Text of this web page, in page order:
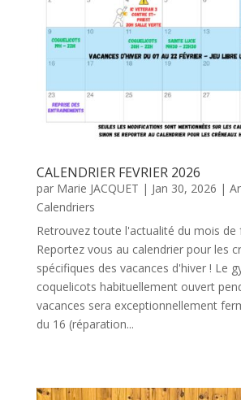
CALENDRIER FEVRIER 2026
par Marie JACQUET | Jan 30, 2026 |
Calendriers
Retrouvez toute l'actualité du mois de
Reportez vous au calendrier pour les
spécifiques des vacances d'hiver ! Le
coquelicots habituellement ouvert
vacances sera exceptionnellement
du 16 (réparation...